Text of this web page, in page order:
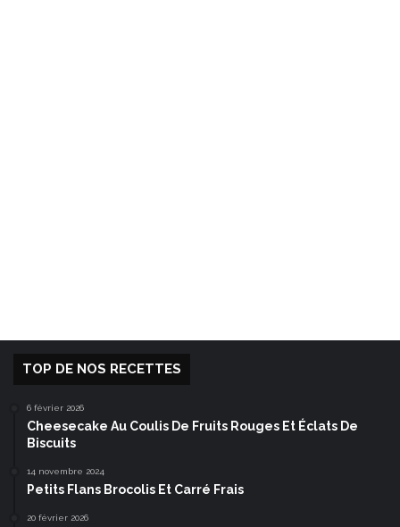
TOP DE NOS RECETTES
6 février 2026
Cheesecake Au Coulis De Fruits Rouges Et Éclats De
Biscuits
14 novembre 2024
Petits Flans Brocolis Et Carré Frais
20 février 2026